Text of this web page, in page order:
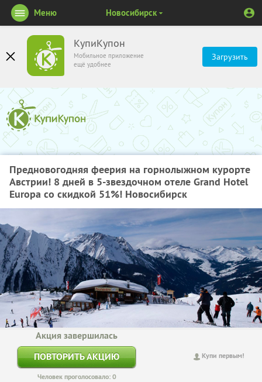
КупиКупон
Мобильное приложение
ещё удобнее
Загрузить
Меню Новосибирск
Предновогодняя феерия на горнолыжном курорте
Австрии! 8 дней в 5-звездочном отеле Grand Hotel
Europa со скидкой 51%! Новосибирск
Купи первым!
Акция завершилась
ПОВТОРИТЬ АКЦИЮ
Человек проголосовало: 0